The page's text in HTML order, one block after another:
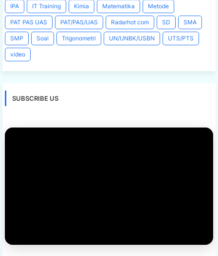
IPA IT Training Kimia Matematika Metode
PAT PAS UAS PAT/PAS/UAS Radarhot com SD SMA
SMP Soal Trigonometri UN/UNBK/USBN UTS/PTS
video
SUBSCRIBE US